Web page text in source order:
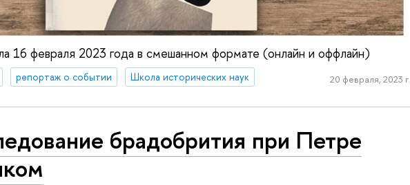
16 февраля 2023 года в смешанном формате (онлайн и оффлайн)
репортаж о событии Школа исторических наук 20 февраля, 2023 г.
брадобрития при Петре